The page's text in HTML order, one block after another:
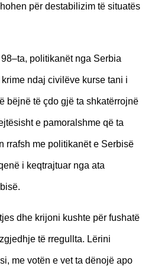
për destabilizim të situatës
politikanët nga Serbia
ndaj civilëve kurse tani i
bëjnë të çdo gjë ta shkatërrojnë
e pamoralshme që ta
rrafsh me politikanët e Serbisë
i keqtrajtuar nga ata
dhe krijoni kushte për fushatë
të rregullta. Lërini
me votën e vet ta dënojë apo